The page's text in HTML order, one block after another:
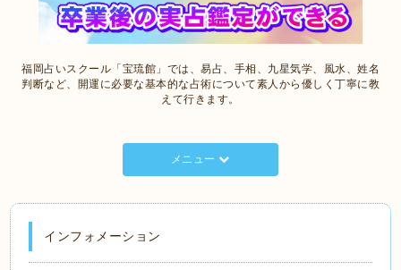
福岡占いスクール「宝琉館」では、易占、手相、九星気学、風水、姓名
判断など、開運に必要な基本的な占術について素人から優しく丁寧に教
えて行きます。
メニュー
インフォメーション